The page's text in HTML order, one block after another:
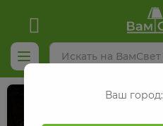
Ваш город: